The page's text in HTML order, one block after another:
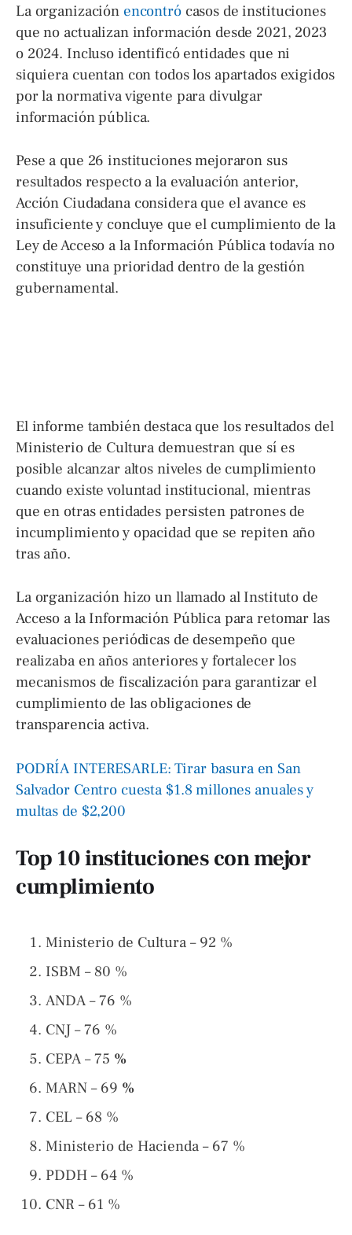
La organización encontró casos de instituciones
que no actualizan información desde 2021, 2023
o 2024. Incluso identificó entidades que ni
siquiera cuentan con todos los apartados exigidos
por la normativa vigente para divulgar
información pública.
Pese a que 26 instituciones mejoraron sus
resultados respecto a la evaluación anterior,
Acción Ciudadana considera que el avance es
insuficiente y concluye que el cumplimiento de la
Ley de Acceso a la Información Pública todavía no
constituye una prioridad dentro de la gestión
gubernamental.
El informe también destaca que los resultados del
Ministerio de Cultura demuestran que sí es
posible alcanzar altos niveles de cumplimiento
cuando existe voluntad institucional, mientras
que en otras entidades persisten patrones de
incumplimiento y opacidad que se repiten año
tras año.
La organización hizo un llamado al Instituto de
Acceso a la Información Pública para retomar las
evaluaciones periódicas de desempeño que
realizaba en años anteriores y fortalecer los
mecanismos de fiscalización para garantizar el
cumplimiento de las obligaciones de
transparencia activa.
PODRÍA INTERESARLE: Tirar basura en San
Salvador Centro cuesta $1.8 millones anuales y
multas de $2,200
Top 10 instituciones con mejor
cumplimiento
Ministerio de Cultura – 92 %
ISBM – 80 %
ANDA – 76 %
CNJ – 76 %
CEPA – 75 %
MARN – 69 %
CEL – 68 %
Ministerio de Hacienda – 67 %
PDDH – 64 %
CNR – 61 %